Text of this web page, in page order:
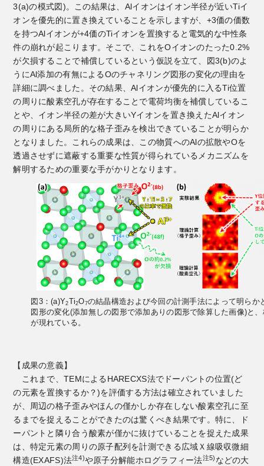
3(a)の模式図)。この結果は、Alイオンはイオン半径が近いTiイ
オンを優先的に置き換えていることを示しますが、+3価の価数
を持つAlイオンが+4価のTiイオンを置換すると電気的な中性条
件の崩れが起こります。そこで、これをOイオンのたった0.2%
が欠損することで補償しているという仮説を立て、図3(b)のよ
うにAl添加の有無によるOのチャネリング図形の変化の理由を
詳細に調べました。その結果、Alイオンが優先的に入るTi位置
の周りに酸素空孔が存在することで電荷均衡を補償しているこ
とや、イオン半径の差が大きいYイオンを置き換えたAlイオン
の周りにある局所的な格子歪みを検出できていることが明らか
となりました。これらの成果は、この物質へのAlの拡散やOを
透過させずに遮蔽する重要な性質が得られているメカニズムを
解明するための重要な手がかりとなります。
図3：(a)Y2 Ti2O7の結晶構造および今回の計測手法によって明ら
図形の変化(添加無しの図形で添加ありの図形で除算した画像)と
が現れている。
【成果の意義】
これまで、TEMによるHARECXS法でドーパントの位置(ど
の元素を置換するか？)を評価する方法は確立されていました
が、周辺の格子歪みやほんの僅かしか存在しない酸素空孔に至
るまでを捉えることができたのは驚くべき結果です。特に、ド
ーパントと隣り合う酸素が僅かに抜けていることを捉えた成果
は、特定元素の周りの原子配列を計測できる広域Ｘ線吸収微細
構造(EXAFS)法注4)や原子分解能ホログラフィー法注5) などの大